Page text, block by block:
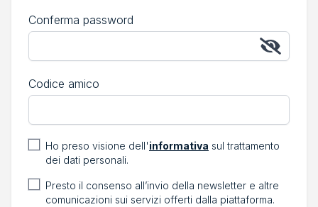
Conferma password
Codice amico
Ho preso visione dell'informativa sul trattamento
dei dati personali.
Presto il consenso all’invio della newsletter e altre
comunicazioni sui servizi offerti dalla piattaforma.